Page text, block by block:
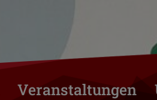
Veranstaltungen